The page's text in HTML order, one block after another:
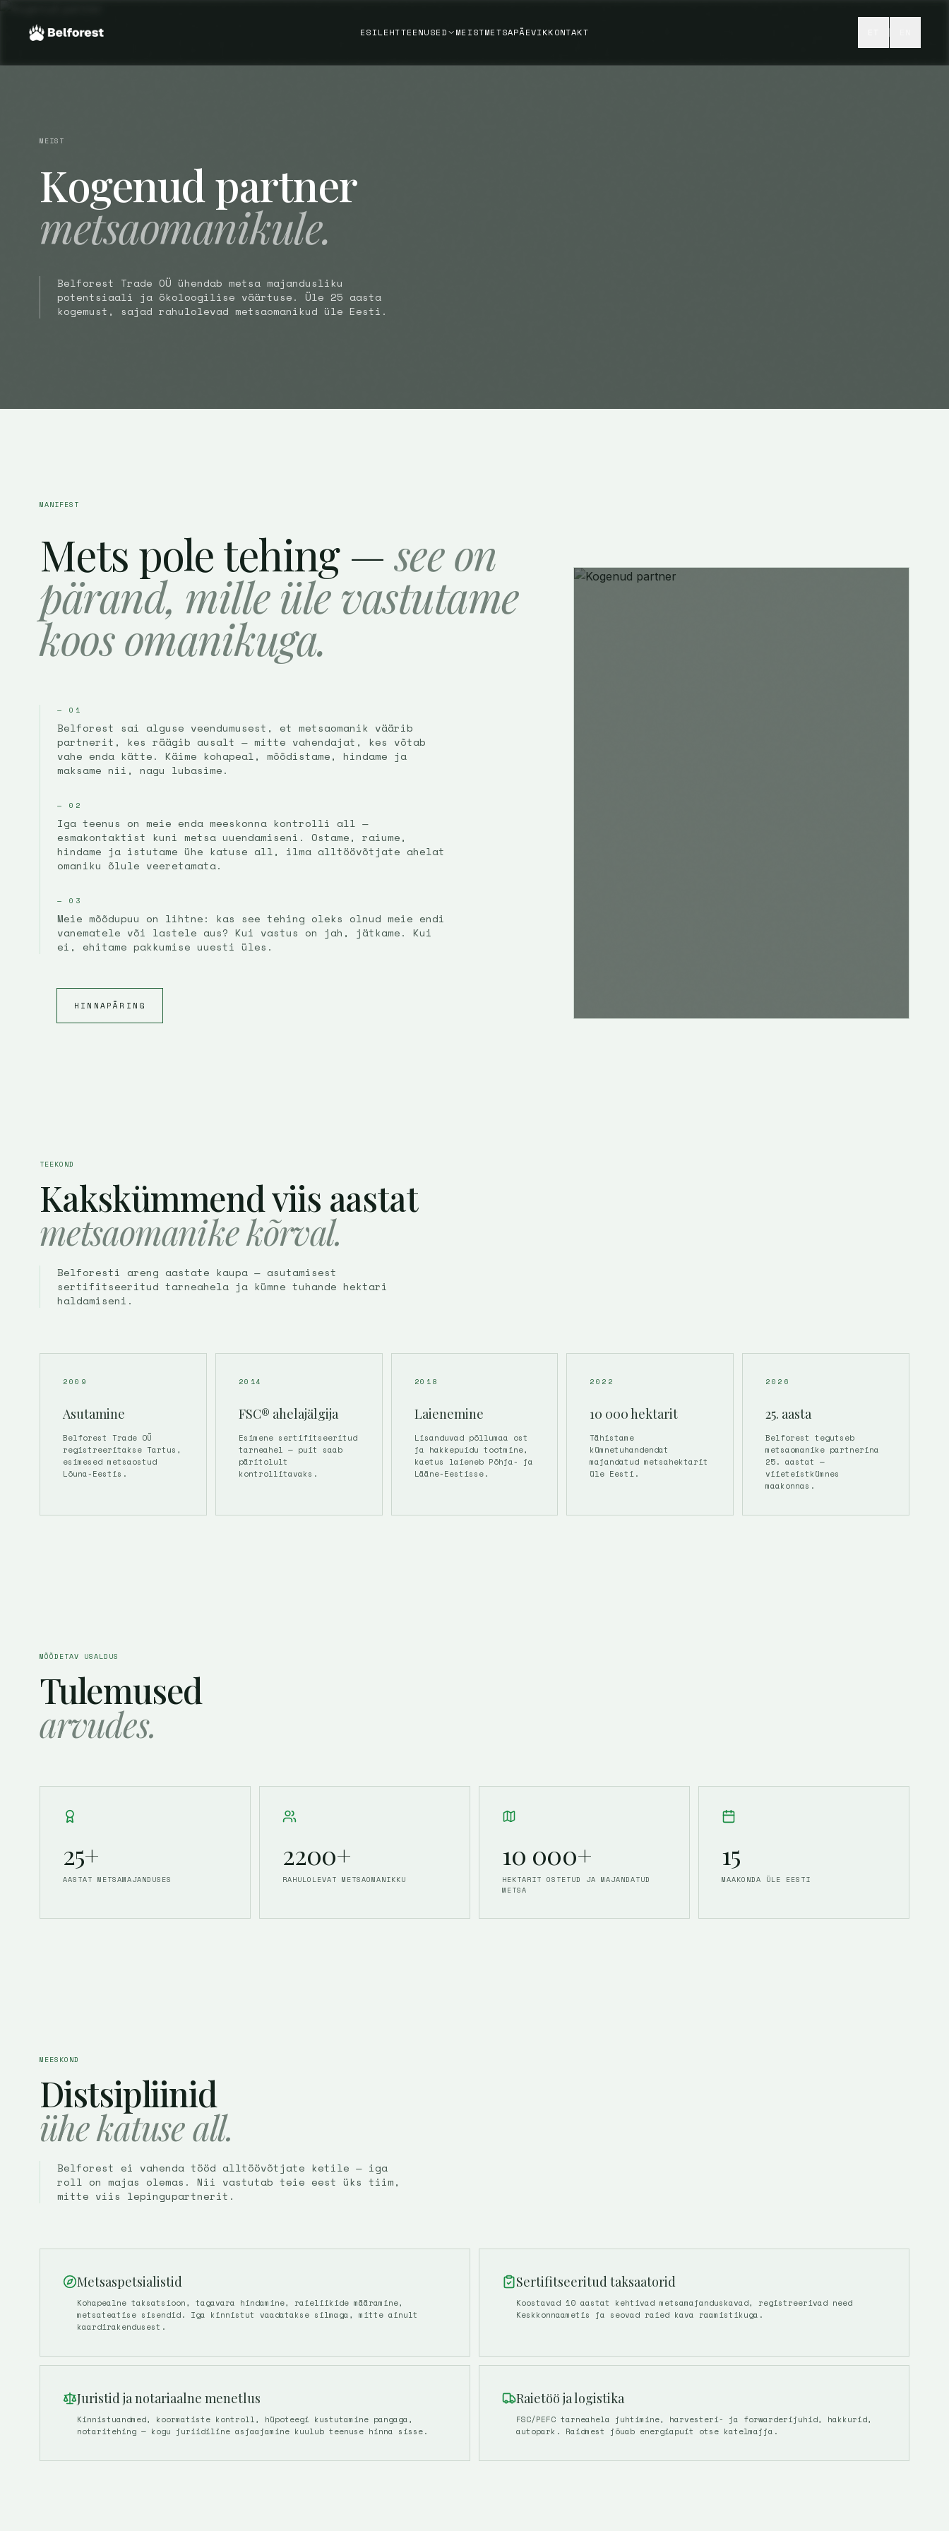
ESILEHTTEENUSED MEISTMETSAPÄEVIKKONTAKT
MEIST
Kogenud partner
metsaomanikule.
Belforest Trade OÜ ühendab metsa majandusliku
potentsiaali ja ökoloogilise väärtuse. Üle 25 aasta
kogemust, sajad rahulolevad metsaomanikud üle Eesti.
MANIFEST
Mets pole tehing —see on
pärand, mille üle vastutame
koos omanikuga.
— 0 1
Belforest sai alguse veendumusest, et metsaomanik väärib
partnerit, kes räägib ausalt — mitte vahendajat, kes võtab
vahe enda kätte. Käime kohapeal, mõõdistame, hindame ja
maksame nii, nagu lubasime.
— 0 2
Iga teenus on meie enda meeskonna kontrolli all —
esmakontaktist kuni metsa uuendamiseni. Ostame, raiume,
hindame ja istutame ühe katuse all, ilma alltöövõtjate ahelat
omaniku õlule veeretamata.
— 0 3
Meie mõõdupuu on lihtne: kas see tehing oleks olnud meie endi
vanematele või lastele aus? Kui vastus on jah, jätkame. Kui
ei, ehitame pakkumise uuesti üles.
HINNAPÄRING
TEEKOND
Kakskümmend viis aastat
metsaomanike kõrval.
Belforesti areng aastate kaupa — asutamisest
sertifitseeritud tarneahela ja kümne tuhande hektari
haldamiseni.
2009
Asutamine
Belforest Trade OÜ
registreeritakse Tartus,
esimesed metsaostud
Lõuna-Eestis.
2014
FSC® ahelajälgija
Esimene sertifitseeritud
tarneahel — puit saab
päritolult
kontrollitavaks.
2018
Laienemine
Lisanduvad põllumaa ost
ja hakkepuidu tootmine,
kaetus laieneb Põhja- ja
Lääne-Eestisse.
2022
10 000 hektarit
Tähistame
kümnetuhandendat
majandatud metsahektarit
üle Eesti.
2026
25. aasta
Belforest tegutseb
metsaomanike partnerina
25. aastat —
viieteistkümnes
maakonnas.
MÕÕDETAV USALDUS
Tulemused
arvudes.
25+
AASTAT METSA­MAJANDUSES
2200+
RAHUL­OLEVAT METSA­OMANIKKU
10 000+
HEKTARIT OSTETUD JA MAJANDATUD
METSA
15
MAAKONDA ÜLE EESTI
MEESKOND
Distsipliinid
ühe katuse all.
Belforest ei vahenda tööd alltöövõtjate ketile — iga
roll on majas olemas. Nii vastutab teie eest üks tiim,
mitte viis lepingupartnerit.
Metsaspetsialistid
Kohapealne taksatsioon, tagavara hindamine, raieliikide määramine,
metsateatise sisendid. Iga kinnistut vaadatakse silmaga, mitte ainult
kaardirakendusest.
Sertifitseeritud taksaatorid
Koostavad 10 aastat kehtivad metsamajanduskavad, registreerivad need
Keskkonnaametis ja seovad raied kava raamistikuga.
Juristid ja notariaalne menetlus
Kinnistuandmed, koormatiste kontroll, hüpoteegi kustutamine pangaga,
notaritehing — kogu juriidiline asjaajamine kuulub teenuse hinna sisse.
Raietöö ja logistika
FSC/PEFC tarneahela juhtimine, harvesteri- ja forwarderijuhid, hakkurid,
autopark. Raidmest jõuab energiapuit otse katelmajja.